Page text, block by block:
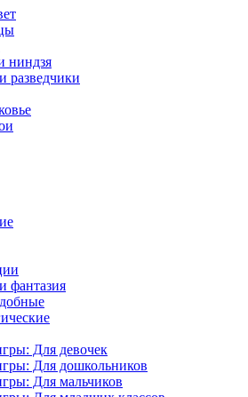
ниндзя
фантазия
Для девочек
Для дошкольников
Для мальчиков